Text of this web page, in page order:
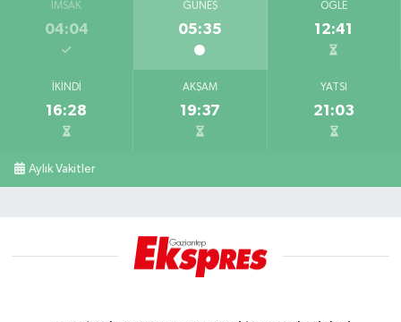
İMSAK
04:04
GÜNEŞ
05:35
ÖĞLE
12:41
İKINDI
16:28
AKŞAM
19:37
YATSI
21:03
Aylık Vakitler